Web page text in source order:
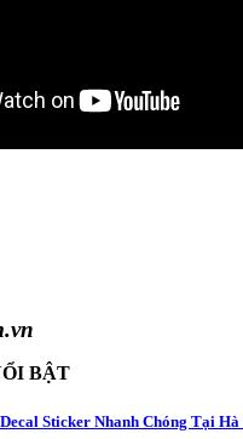
BẬT
Sticker Nhanh Chóng Tại Hà